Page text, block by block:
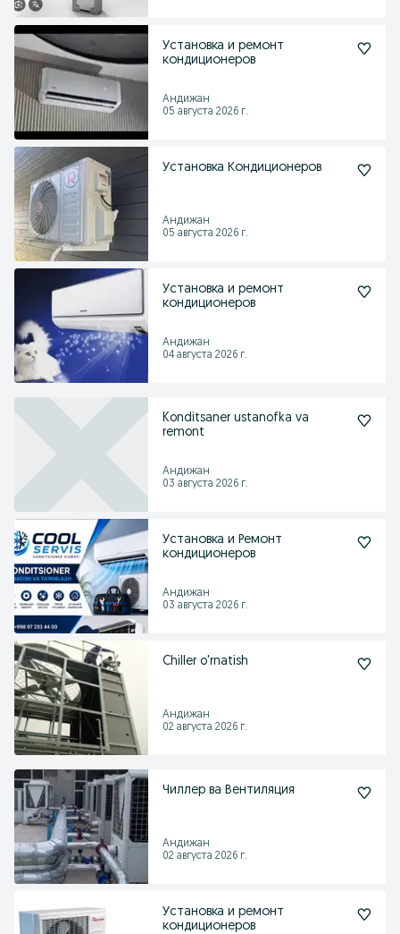
Установка и ремонт
кондиционеров
Андижан
05 августа 2026 г.
Установка Кондиционеров
Андижан
05 августа 2026 г.
Установка и ремонт
кондиционеров
Андижан
04 августа 2026 г.
Konditsaner ustanofka va
remont
Андижан
03 августа 2026 г.
Установка и Ремонт
кондиционеров
Андижан
03 августа 2026 г.
Chiller o'rnatish
Андижан
02 августа 2026 г.
Чиллер ва Вентиляция
Андижан
02 августа 2026 г.
Установка и ремонт
кондиционеров